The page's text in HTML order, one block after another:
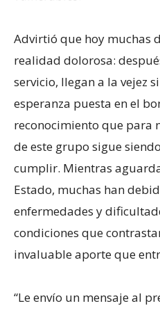
Advirtió que hoy muchas
realidad dolorosa:
servicio, llegan a la vejez
esperanza puesta en el
reconocimiento que para
de este grupo sigue
cumplir. Mientras
Estado, muchas han
enfermedades y
condiciones que
invaluable aporte que
“Le envío un mensaje al